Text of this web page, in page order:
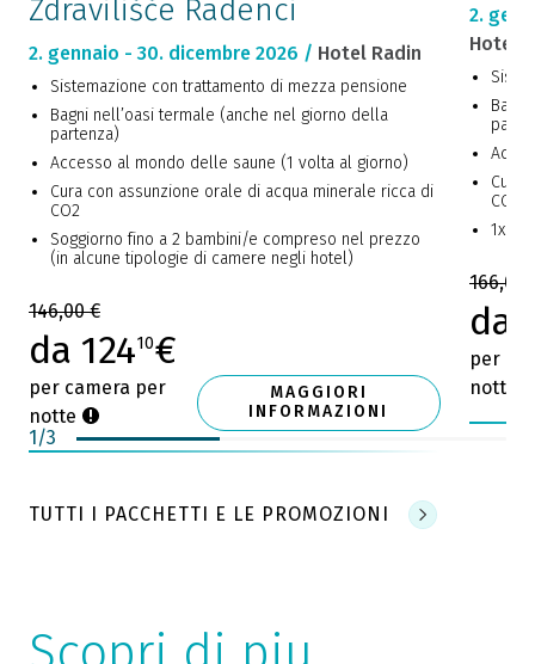
Zdravilišče Radenci
2. gennaio - 30. dicembre 2026 / Hotel Radin
Sistemazione con trattamento di mezza pensione
Bagni nell’oasi termale (anche nel giorno della
partenza)
Accesso al mondo delle saune (1 volta al giorno)
Cura con assunzione orale di acqua minerale ricca di
CO2
Soggiorno fino a 2 bambini/e compreso nel prezzo
(in alcune tipologie di camere negli hotel)
146,00 €
da 12410€
per camera per
notte
MAGGIORI
INFORMAZIONI
2.
Hotel
Cura
CO2
1x
166,00
da
per
notte
1/3
TUTTI I PACCHETTI E LE PROMOZIONI